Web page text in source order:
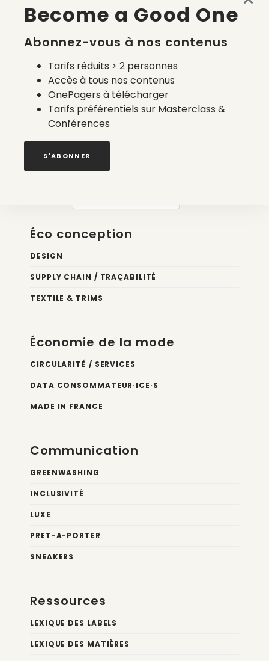
Éco conception
DESIGN
SUPPLY CHAIN / TRAÇABILITÉ
TEXTILE & TRIMS
Économie de la mode
CIRCULARITÉ / SERVICES
DATA CONSOMMATEUR·ICE·S
MADE IN FRANCE
Communication
GREENWASHING
INCLUSIVITÉ
LUXE
PRET-A-PORTER
SNEAKERS
Ressources
LEXIQUE DES LABELS
LEXIQUE DES MATIÈRES
Become a Good One
Abonnez-vous à nos contenus
Tarifs réduits > 2 personnes
Accès à tous nos contenus
OnePagers à télécharger
Tarifs préférentiels sur Masterclass &
Conférences
S'ABONNER